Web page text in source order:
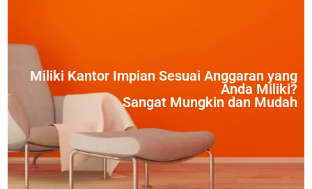
Miliki Kantor Impian Sesuai Anggaran yang
Anda Miliki?
Sangat Mungkin dan Mudah